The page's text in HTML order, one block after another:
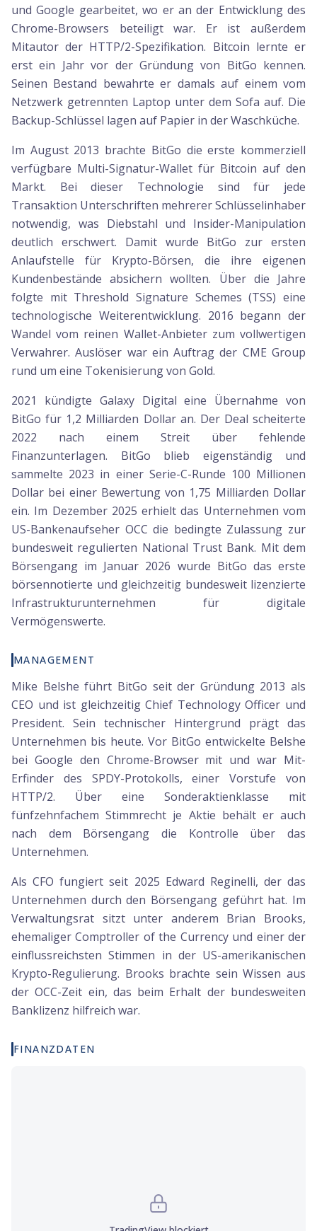
und Google gearbeitet, wo er an der Entwicklung des
Chrome-Browsers beteiligt war. Er ist außerdem
Mitautor der HTTP/2-Spezifikation. Bitcoin lernte er
erst ein Jahr vor der Gründung von BitGo kennen.
Seinen Bestand bewahrte er damals auf einem vom
Netzwerk getrennten Laptop unter dem Sofa auf. Die
Backup-Schlüssel lagen auf Papier in der Waschküche.
Im August 2013 brachte BitGo die erste kommerziell
verfügbare Multi-Signatur-Wallet für Bitcoin auf den
Markt. Bei dieser Technologie sind für jede
Transaktion Unterschriften mehrerer Schlüsselinhaber
notwendig, was Diebstahl und Insider-Manipulation
deutlich erschwert. Damit wurde BitGo zur ersten
Anlaufstelle für Krypto-Börsen, die ihre eigenen
Kundenbestände absichern wollten. Über die Jahre
folgte mit Threshold Signature Schemes (TSS) eine
technologische Weiterentwicklung. 2016 begann der
Wandel vom reinen Wallet-Anbieter zum vollwertigen
Verwahrer. Auslöser war ein Auftrag der CME Group
rund um eine Tokenisierung von Gold.
2021 kündigte Galaxy Digital eine Übernahme von
BitGo für 1,2 Milliarden Dollar an. Der Deal scheiterte
2022 nach einem Streit über fehlende
Finanzunterlagen. BitGo blieb eigenständig und
sammelte 2023 in einer Serie-C-Runde 100 Millionen
Dollar bei einer Bewertung von 1,75 Milliarden Dollar
ein. Im Dezember 2025 erhielt das Unternehmen vom
US-Bankenaufseher OCC die bedingte Zulassung zur
bundesweit regulierten National Trust Bank. Mit dem
Börsengang im Januar 2026 wurde BitGo das erste
börsennotierte und gleichzeitig bundesweit lizenzierte
Infrastrukturunternehmen für digitale
Vermögenswerte.
MANAGEMENT
Mike Belshe führt BitGo seit der Gründung 2013 als
CEO und ist gleichzeitig Chief Technology Officer und
President. Sein technischer Hintergrund prägt das
Unternehmen bis heute. Vor BitGo entwickelte Belshe
bei Google den Chrome-Browser mit und war Mit-
Erfinder des SPDY-Protokolls, einer Vorstufe von
HTTP/2. Über eine Sonderaktienklasse mit
fünfzehnfachem Stimmrecht je Aktie behält er auch
nach dem Börsengang die Kontrolle über das
Unternehmen.
Als CFO fungiert seit 2025 Edward Reginelli, der das
Unternehmen durch den Börsengang geführt hat. Im
Verwaltungsrat sitzt unter anderem Brian Brooks,
ehemaliger Comptroller of the Currency und einer der
einflussreichsten Stimmen in der US-amerikanischen
Krypto-Regulierung. Brooks brachte sein Wissen aus
der OCC-Zeit ein, das beim Erhalt der bundesweiten
Banklizenz hilfreich war.
FINANZDATEN